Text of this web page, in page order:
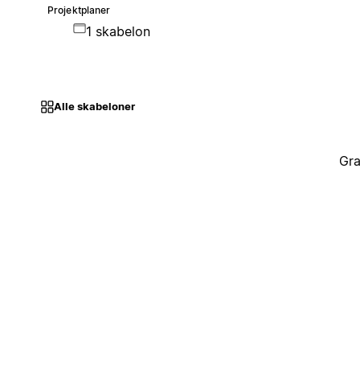
Projektplaner
1 skabelon
Alle skabeloner